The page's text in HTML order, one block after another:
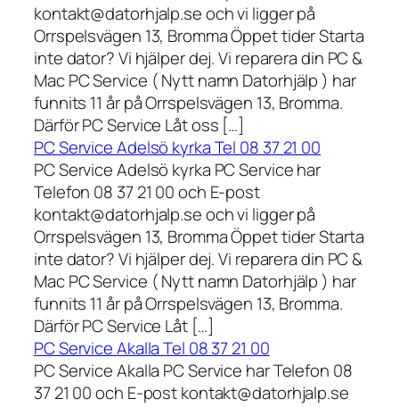
kontakt@datorhjalp.se och vi ligger på
Orrspelsvägen 13, Bromma Öppet tider Starta
inte dator? Vi hjälper dej. Vi reparera din PC &
Mac PC Service ( Nytt namn Datorhjälp ) har
funnits 11 år på Orrspelsvägen 13, Bromma.
Därför PC Service Låt oss […]
PC Service Adelsö kyrka Tel 08 37 21 00
PC Service Adelsö kyrka PC Service har
Telefon 08 37 21 00 och E-post
kontakt@datorhjalp.se och vi ligger på
Orrspelsvägen 13, Bromma Öppet tider Starta
inte dator? Vi hjälper dej. Vi reparera din PC &
Mac PC Service ( Nytt namn Datorhjälp ) har
funnits 11 år på Orrspelsvägen 13, Bromma.
Därför PC Service Låt […]
PC Service Akalla Tel 08 37 21 00
PC Service Akalla PC Service har Telefon 08
37 21 00 och E-post kontakt@datorhjalp.se